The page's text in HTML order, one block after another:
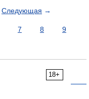
Следующая →
7 8
9
18+